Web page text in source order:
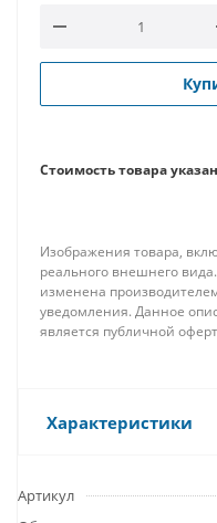
Стоимость товара
Изображения товара,
реального внешнего
изменена
уведомления. Данное
является публичной
Характеристики
Артикул